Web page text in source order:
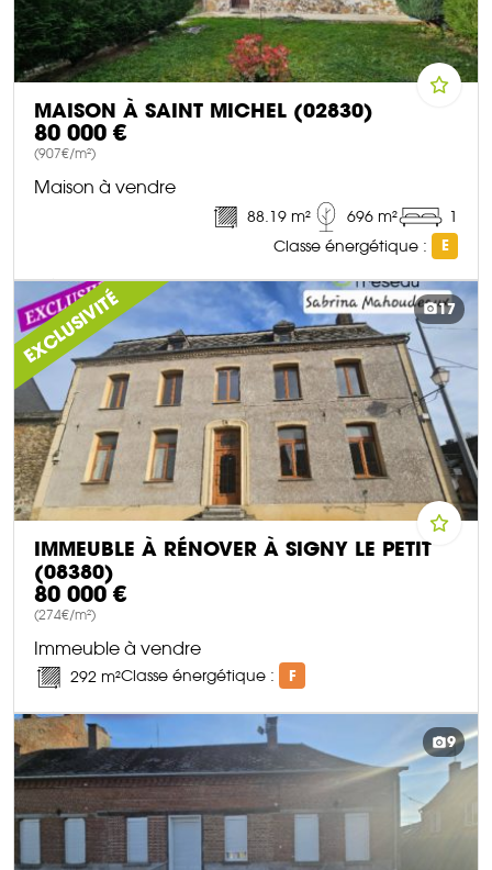
MAISON À SAINT MICHEL (02830)
80 000 €
(907€/m²)
Maison à vendre
88.19 m² 696 m²
1
Classe énergétique :
E
DÉCOUVRIR CE BIEN
EXCLUSIVITÉ 17
IMMEUBLE À RÉNOVER À SIGNY LE PETIT
(08380)
80 000 €
(274€/m²)
Immeuble à vendre
292 m²Classe énergétique : F
DÉCOUVRIR CE BIEN
9